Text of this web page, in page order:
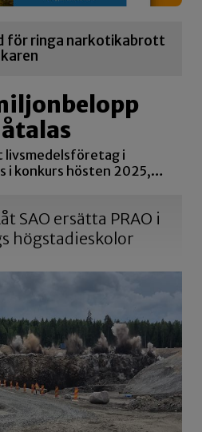
för ringa narkotikabrott
livsmedelsföretag i
i konkurs hösten 2025,…
SAO ersätta PRAO i
högstadieskolor